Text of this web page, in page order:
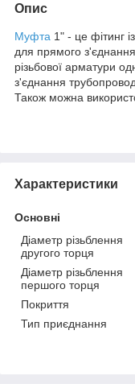
Опис
Муфта 1" - це фітинг
для прямого
різьбової арматури
з'єднання
Також можна
Характеристики
Основні
Діаметр різьблення
другого торця
Діаметр різьблення
першого торця
Покриття
Тип приєднання